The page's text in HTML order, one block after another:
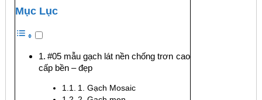
Mục Lục
#05 mẫu gạch lát nền chống trơn cao
cấp bền – đẹp
1. Gạch Mosaic